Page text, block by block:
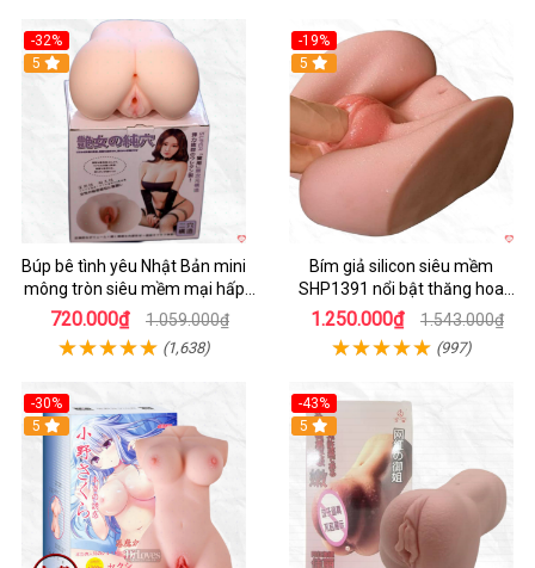
-32%
Hot
5
Búp bê tình yêu Nhật Bản mini
mông tròn siêu mềm mại hấp
dẫn
720.000₫ 1.059.000₫
(1,638)
-19%
Hot
5
Bím giả silicon siêu mềm
SHP1391 nổi bật thăng hoa
hoàn hảo
1.250.000₫ 1.543.000₫
(997)
-30%
Hot
5
-43%
5